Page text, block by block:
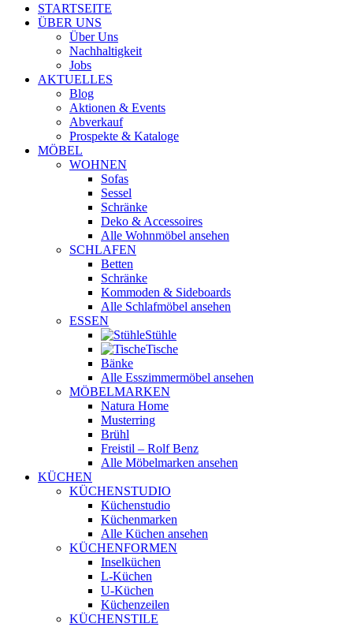
STARTSEITE
ÜBER UNS
Über Uns
Nachhaltigkeit
Jobs
AKTUELLES
Blog
Aktionen & Events
Abverkauf
Prospekte & Kataloge
MÖBEL
WOHNEN
Sofas
Sessel
Schränke
Deko & Accessoires
Alle Wohnmöbel ansehen
SCHLAFEN
Betten
Schränke
Kommoden & Sideboards
Alle Schlafmöbel ansehen
ESSEN
Stühle
Tische
Bänke
Alle Esszimmermöbel ansehen
MÖBELMARKEN
Natura Home
Musterring
Brühl
Freistil – Rolf Benz
Alle Möbelmarken ansehen
KÜCHEN
KÜCHENSTUDIO
Küchenstudio
Küchenmarken
Alle Küchen ansehen
KÜCHENFORMEN
Inselküchen
L-Küchen
U-Küchen
Küchenzeilen
KÜCHENSTILE